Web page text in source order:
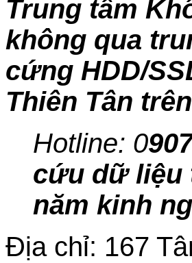
Trung tâm
không qua
cứng HDD/
Thiên Tân
Hotline: 0
cứu dữ liệu
năm kinh
Địa chỉ: 167